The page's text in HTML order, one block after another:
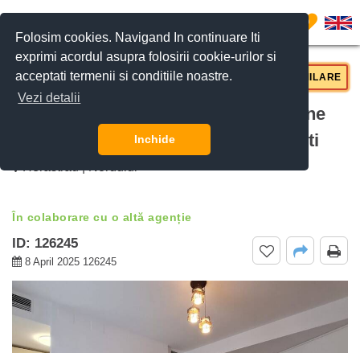
Folosim cookies. Navigand In continuare Iti
exprimi acordul asupra folosirii cookie-urilor si
acceptati termenii si conditiile noastre.
Vezi detalii
Inchide
0
De inchiriat apartament 2 camere One
Herastrau Park, Herastrau, Bucuresti
În colaborare cu o altă agenție
ID: 126245
8 April 2025 126245
CERE DETALII SUNĂ-NE SIMILARE